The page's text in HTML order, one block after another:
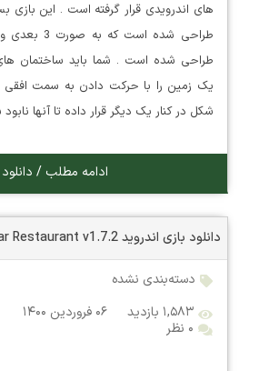
های اندرویدی قرار گرفته است . این بازی
طراحی شده
طراحی شده است . شما باید ساختمان
یک زمین را با حرکت دادن به سمت افقی
شکل در کنار یک دیگر قرار داده تا آنها
ادامه مطلب / دانلود
دانلود بازی اندروید Bear Restaurant v1.7.2
دسته‌بندی نشده
۱,۵۸۳ بازدید
۰۶ فروردین ۱۴۰۰
۰ نظر